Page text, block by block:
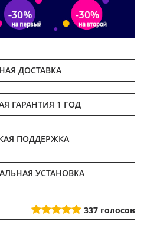
ДОСТАВКА
ГАРАНТИЯ 1 ГОД
ПОДДЕРЖКА
УСТАНОВКА
337 голосов